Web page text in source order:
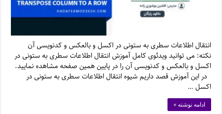
انتقال اطلاعات سطری به ستونی در اکسل و بالعکس و کدنویسی آن
نکته: می توانید ویدئوی کامل آموزش انتقال اطلاعات سطری به ستونی در
اکسل و بالعکس و کدنویسی آن را در پایین همین صفحه مشاهده نمایید.
در این آموزش قصد داریم شیوه انتقال اطلاعات سطری به ستونی در
اکسل …
ادامه نوشته »